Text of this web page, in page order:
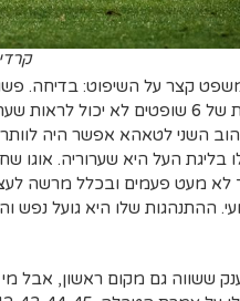
קצר על השיפוט: בדיחה. פשוט
זה פשוט לא ייתכן שצוות של 6 שופטים
השני לטאהא אפשר היה
בליגת העל היא שערוריה. אוגו
מעט פעמים ובכלל מרשה לעצמו
ענק ששווה גם מקום ראשון, אבל